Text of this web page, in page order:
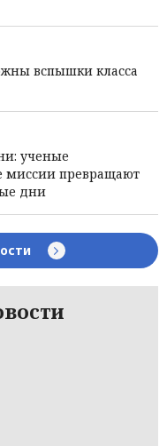
вспышки класса
ученые
миссии превращают
дни